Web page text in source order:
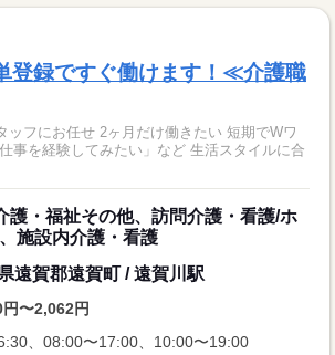
登録ですぐ働けます！≪介護職
ッフにお任せ 2ヶ月だけ働きたい 短期でWワ
事を経験してみたい」など 生活スタイルに合
護・福祉その他、訪問介護・看護/ホ
施設内介護・看護
遠賀郡遠賀町 / 遠賀川駅
〜2,062円
、08:00〜17:00、10:00〜19:00